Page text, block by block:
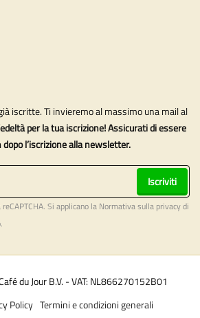
iscritte. Ti invieremo al massimo una mail al
per la tua iscrizione! Assicurati di essere
l’iscrizione alla newsletter.
Iscriviti
Si applicano la Normativa sulla privacydi
.
du Jour B.V. - VAT: NL866270152B01
Termini e condizioni generali
Policy